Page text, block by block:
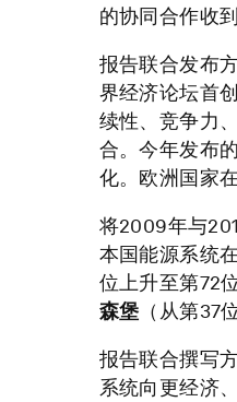
的协同合作收
报告联合发布
界经济论坛首
续性、竞争力
合。今年发布
化。欧洲国家
将2009年与
本国能源系统
位上升至第72
森堡 （从第37
报告联合撰写
系统向更经济